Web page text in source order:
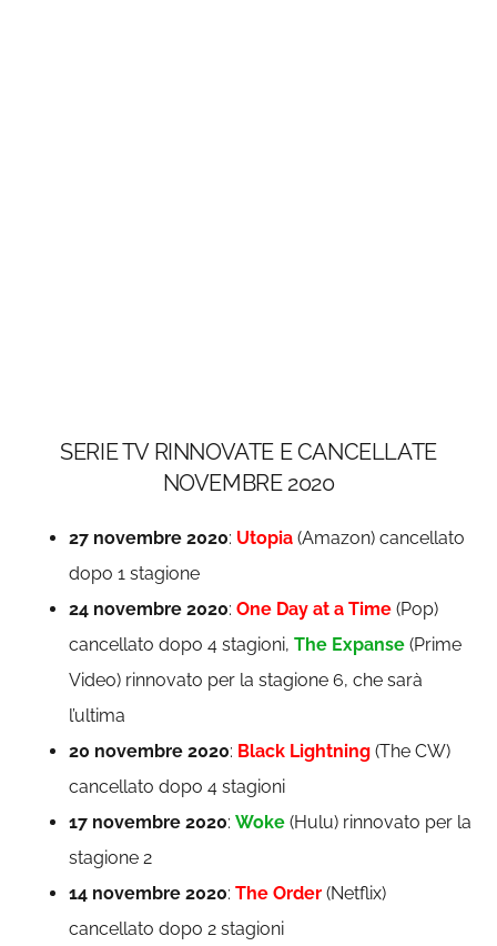
SERIE TV RINNOVATE E CANCELLATE
NOVEMBRE 2020
27 novembre 2020: Utopia (Amazon) cancellato
dopo 1 stagione
24 novembre 2020:One Day at a Time (Pop)
cancellato dopo 4 stagioni,The Expanse (Prime
Video) rinnovato per la stagione 6, che sarà
l’ultima
20 novembre 2020: Black Lightning (The CW)
cancellato dopo 4 stagioni
17 novembre 2020:Woke (Hulu) rinnovato per la
stagione 2
14 novembre 2020:The Order (Netflix)
cancellato dopo 2 stagioni